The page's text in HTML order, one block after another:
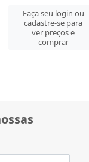
seu login ou
se para
ver preços e